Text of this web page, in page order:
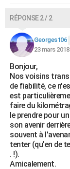
RÉPONSE 2 / 2
Georges106
23 mars 2018
Bonjour,
Nos voisins
de fiabilité, ce
est
faire du
le prendre pour
son avenir
souvent à
tenter (qu'en de
. !).
Amicalement.